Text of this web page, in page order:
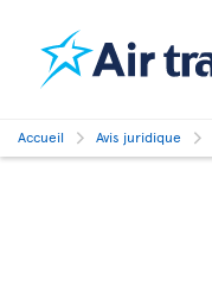
Accueil Avis juridique